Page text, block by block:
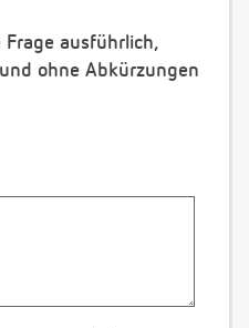
ausführlich,
ohne Abkürzungen